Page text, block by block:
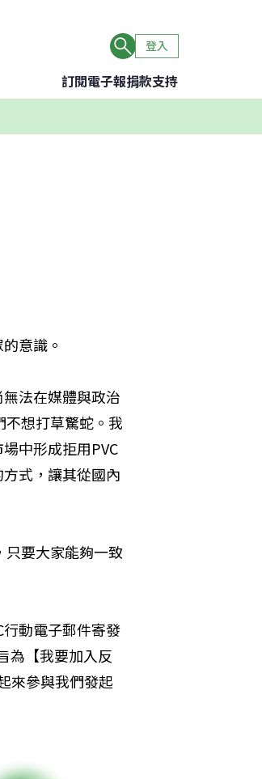
登入
訂閱電子報捐款支持
意識。
法在媒體與政治
不想打草驚蛇。我
中形成拒用PVC
式，讓其從國內
要大家能夠一致
動電子郵件寄發
為【我要加入反
來參與我們發起